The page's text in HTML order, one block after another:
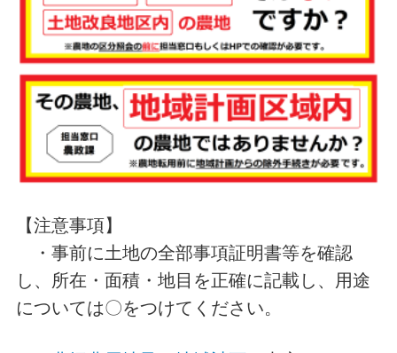
【注意事項】
・事前に土地の全部事項証明書等を確認
し、所在・面積・地目を正確に記載し、用途
については〇をつけてください。